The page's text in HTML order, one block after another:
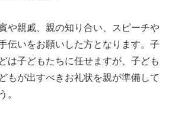
や親戚、親の知り合い、スピーチや
伝いをお願いした方となります。子
は子どもたちに任せますが、子ども
もが出すべきお礼状を親が準備して
。